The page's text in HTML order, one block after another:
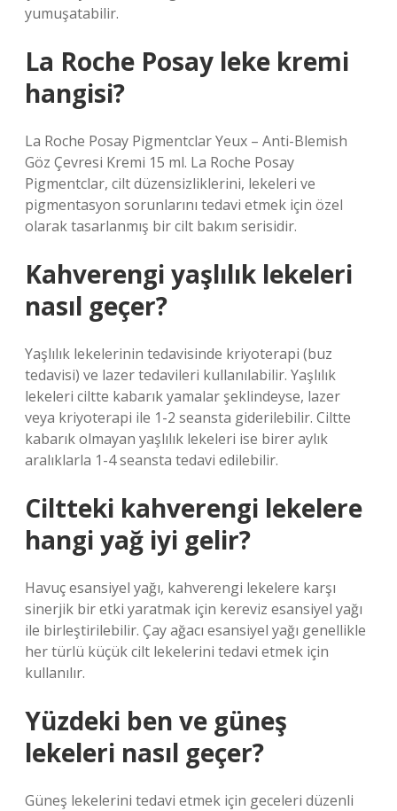
yumuşatabilir.
La Roche Posay leke kremi
hangisi?
La Roche Posay Pigmentclar Yeux – Anti-Blemish
Göz Çevresi Kremi 15 ml. La Roche Posay
Pigmentclar, cilt düzensizliklerini, lekeleri ve
pigmentasyon sorunlarını tedavi etmek için özel
olarak tasarlanmış bir cilt bakım serisidir.
Kahverengi yaşlılık lekeleri
nasıl geçer?
Yaşlılık lekelerinin tedavisinde kriyoterapi (buz
tedavisi) ve lazer tedavileri kullanılabilir. Yaşlılık
lekeleri ciltte kabarık yamalar şeklindeyse, lazer
veya kriyoterapi ile 1-2 seansta giderilebilir. Ciltte
kabarık olmayan yaşlılık lekeleri ise birer aylık
aralıklarla 1-4 seansta tedavi edilebilir.
Ciltteki kahverengi lekelere
hangi yağ iyi gelir?
Havuç esansiyel yağı, kahverengi lekelere karşı
sinerjik bir etki yaratmak için kereviz esansiyel yağı
ile birleştirilebilir. Çay ağacı esansiyel yağı genellikle
her türlü küçük cilt lekelerini tedavi etmek için
kullanılır.
Yüzdeki ben ve güneş
lekeleri nasıl geçer?
Güneş lekelerini tedavi etmek için geceleri düzenli